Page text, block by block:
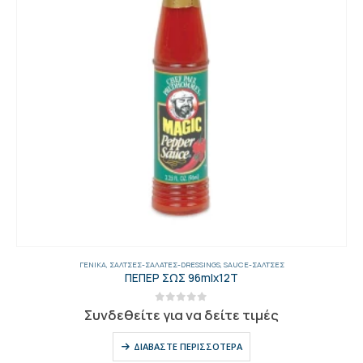
ΓΕΝΙΚΑ, ΣΆΛΤΣΕΣ-ΣΑΛΆΤΕΣ-DRESSINGS, SAUCE-ΣΆΛΤΣΕΣ
ΠΕΠΕΡ ΣΩΣ 96mlx12Τ
out of 5
Συνδεθείτε για να δείτε τιμές
ΔΙΑΒΆΣΤΕ ΠΕΡΙΣΣΌΤΕΡΑ